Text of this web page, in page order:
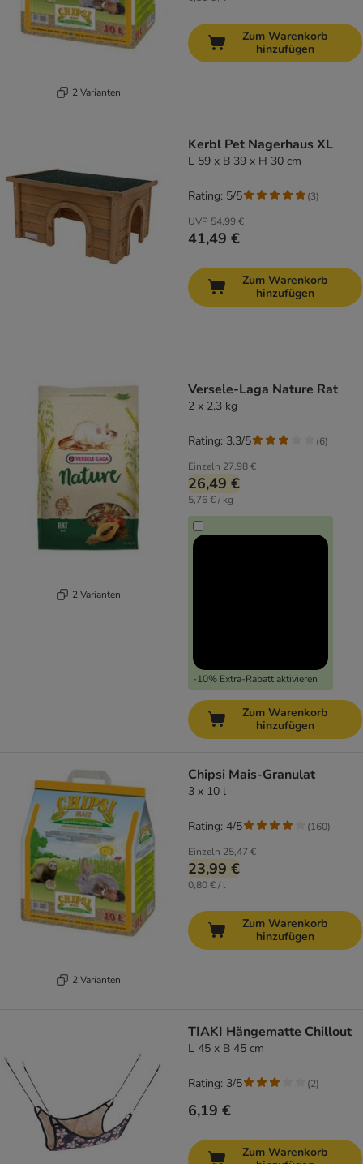
2 Varianten
Zum Warenkorb
hinzufügen
Kerbl Pet Nagerhaus XL
L 59 x B 39 x H 30 cm
UVP 54,99 €
41,49 €
Rating: 5/5 (3)
Zum Warenkorb
hinzufügen
2 Varianten
Versele-Laga Nature Rat
2 x 2,3 kg
Einzeln 27,98 €
26,49 €
5,76 € / kg
-10% Extra-Rabatt aktivieren
Rating: 3.3/5 (6)
Zum Warenkorb
hinzufügen
2 Varianten
Chipsi Mais-Granulat
3 x 10 l
Einzeln 25,47 €
23,99 €
0,80 € / l
Rating: 4/5 (160)
Zum Warenkorb
hinzufügen
TIAKI Hängematte Chillout
L 45 x B 45 cm
6,19 €
Rating: 3/5 (2)
Zum Warenkorb